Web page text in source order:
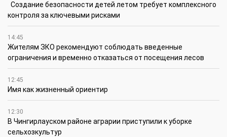
Создание безопасности детей летом требует комплексного
контроля за ключевыми рисками
14:45
Жителям ЗКО рекомендуют соблюдать введенные
ограничения и временно отказаться от посещения лесов
12:45
Имя как жизненный ориентир
12:30
В Чингирлауском районе аграрии приступили к уборке
сельхозкультур